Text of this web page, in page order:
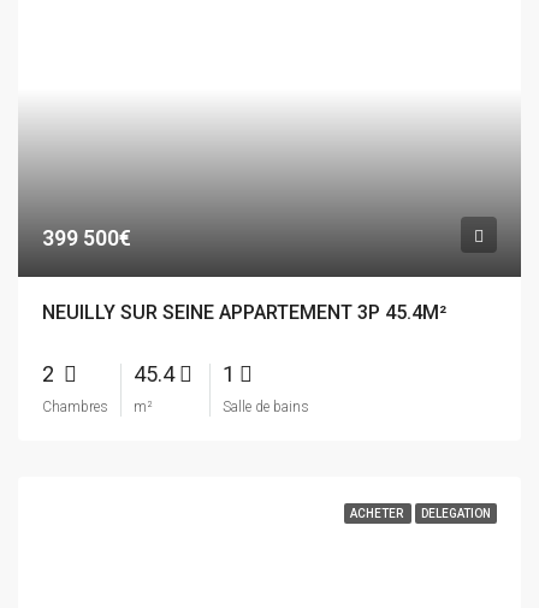
399 500€
NEUILLY SUR SEINE APPARTEMENT 3P 45.4M²
2
Chambres
45.4
m²
1
Salle de bains
ACHETER DELEGATION